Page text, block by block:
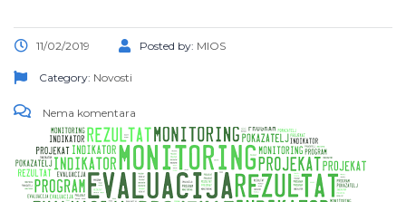
11/02/2019 Posted by: MIOS
Category: Novosti
Nema komentara